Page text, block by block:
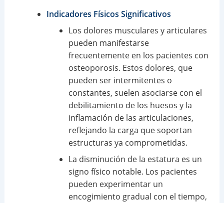
Indicadores Físicos Significativos
Los dolores musculares y articulares
pueden manifestarse
frecuentemente en los pacientes con
osteoporosis. Estos dolores, que
pueden ser intermitentes o
constantes, suelen asociarse con el
debilitamiento de los huesos y la
inflamación de las articulaciones,
reflejando la carga que soportan
estructuras ya comprometidas.
La disminución de la estatura es un
signo físico notable. Los pacientes
pueden experimentar un
encogimiento gradual con el tiempo,